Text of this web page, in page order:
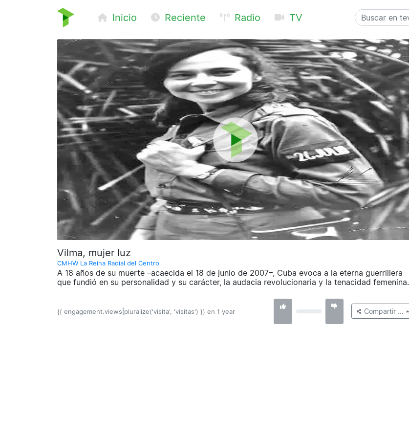
Inicio Reciente Radio TV
Vilma, mujer luz
CMHW La Reina Radial del Centro
A 18 años de su muerte –acaecida el 18 de junio de 2007–, Cuba evoca a la eterna guerrillera
que fundió en su personalidad y su carácter, la audacia revolucionaria y la tenacidad femenina.
{{ engagement.views|pluralize('visita', 'visitas') }} en 1 year Compartir …